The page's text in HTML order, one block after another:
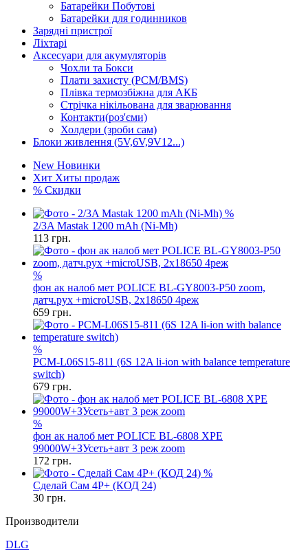
Батарейки Побутові
Батарейки для годинников
Зарядні пристрої
Ліхтарі
Аксесуари для акумуляторів
Чохли та Бокси
Плати захисту (PCM/BMS)
Плівка термозбіжна для АКБ
Стрічка нікільована для зварювання
Контакти(роз'єми)
Холдери (зроби сам)
Блоки живлення (5V,6V,9V12...)
New Новинки
Хит Хиты продаж
% Скидки
%
2/3A Mastak 1200 mAh (Ni-Mh)
113 грн.
%
фон ак налоб мет POLICE BL-GY8003-P50 zoom,
датч.рух +microUSB, 2х18650 4реж
659 грн.
%
PCM-L06S15-811 (6S 12A li-ion with balance temperature
switch)
679 грн.
%
фон ак налоб мет POLICE BL-6808 XPE
99000W+ЗУсеть+авт 3 реж zoom
172 грн.
%
Сделай Сам 4P+ (КОД 24)
30 грн.
Производители
DLG